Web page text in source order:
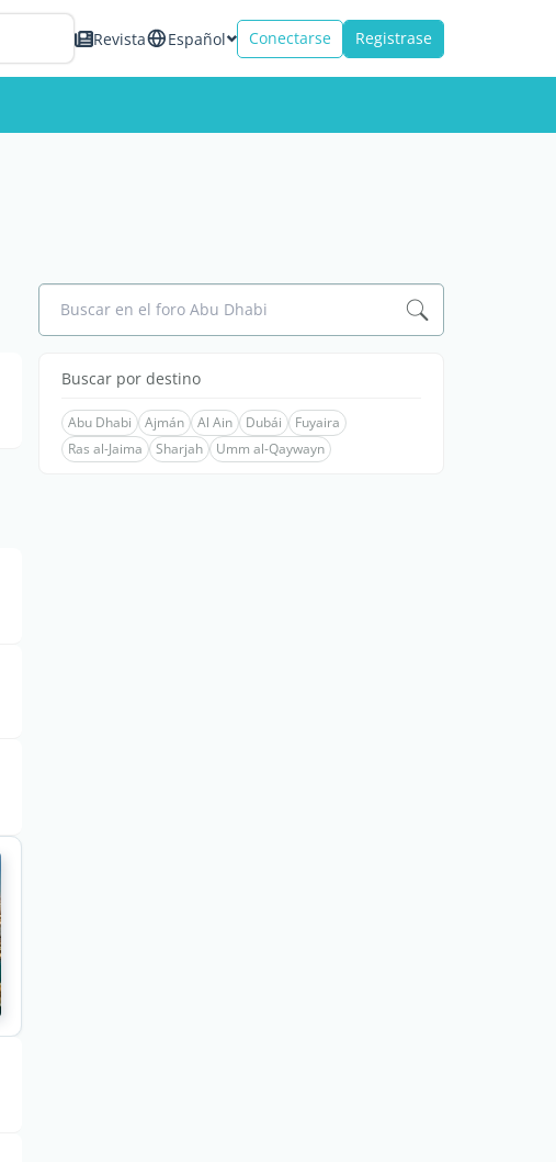
Revista Español Conectarse Registrase
Buscar en el foro Abu Dhabi
Buscar por destino
Abu Dhabi Ajmán Al Ain Dubái
Fuyaira
Ras al-Jaima
Sharjah Umm al-Qaywayn